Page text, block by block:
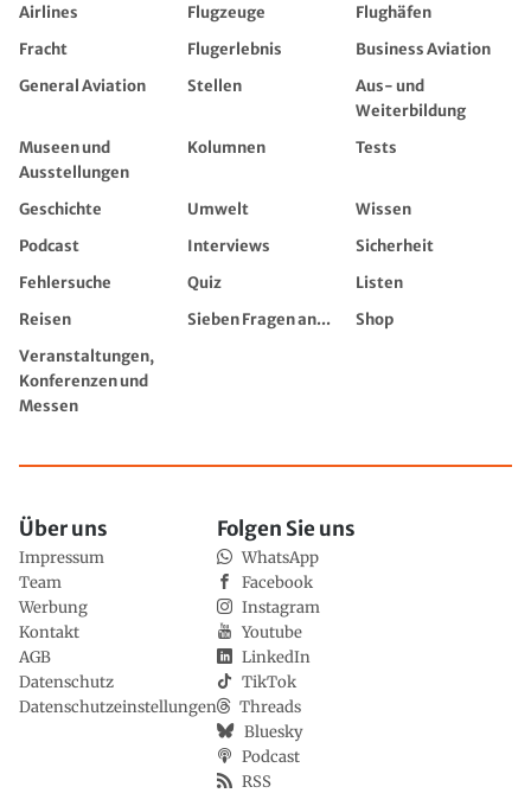
Airlines Flugzeuge
Flughäfen
Fracht
Flugerlebnis
Business Aviation
General Aviation
Stellen
Aus- und
Weiterbildung
Museen und
Ausstellungen
Kolumnen Tests
Geschichte Umwelt
Wissen
Podcast
Interviews
Sicherheit
Fehlersuche
Quiz
Listen
Reisen
Sieben Fragen an...
Shop
Veranstaltungen,
Konferenzen und
Messen
Über uns
Impressum
Team
Werbung
Kontakt
AGB
Datenschutz
Datenschutzeinstellungen
Folgen Sie uns
WhatsApp
Facebook
Instagram
Youtube
LinkedIn
TikTok
Threads
Bluesky
Podcast
RSS